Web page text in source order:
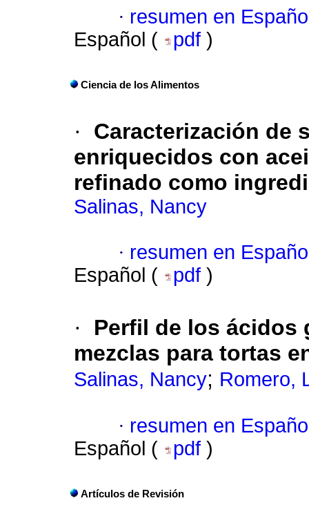
· resumen en
Español (
pdf )
Ciencia de los Alimentos
·
Caracterización de
enriquecidos con
refinado como
Salinas, Nancy
· resumen en
Español (
pdf )
·
Perfil de los ácidos
mezclas para tortas
Salinas, Nancy; Romero,
· resumen en
Español (
pdf )
Artículos de Revisión